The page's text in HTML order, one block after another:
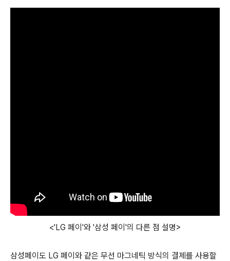
<'LG 페이'와 '삼성 페이'의 다른 점 설명>
삼성페이도 LG 페이와 같은 무선 마그네틱 방식의 결제를 사용할